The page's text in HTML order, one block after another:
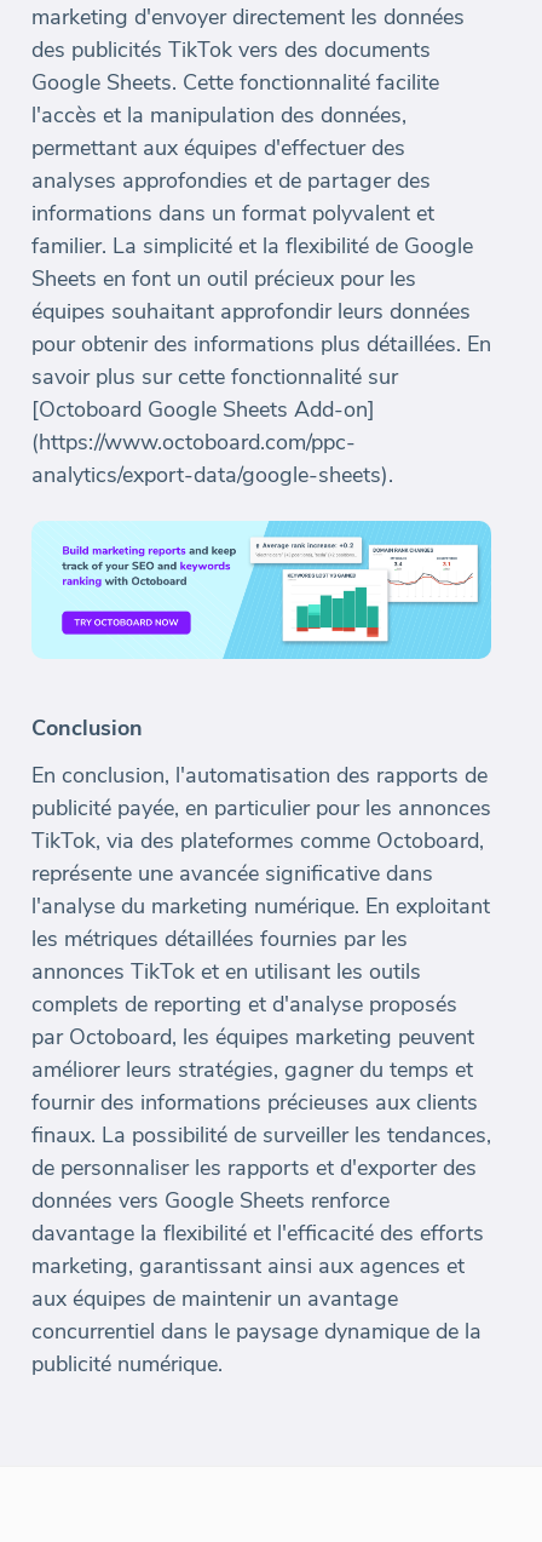
marketing d'envoyer directement les données
des publicités TikTok vers des documents
Google Sheets. Cette fonctionnalité facilite
l'accès et la manipulation des données,
permettant aux équipes d'effectuer des
analyses approfondies et de partager des
informations dans un format polyvalent et
familier. La simplicité et la flexibilité de Google
Sheets en font un outil précieux pour les
équipes souhaitant approfondir leurs données
pour obtenir des informations plus détaillées. En
savoir plus sur cette fonctionnalité sur
[Octoboard Google Sheets Add-on]
(https://www.octoboard.com/ppc-
analytics/export-data/google-sheets).
Conclusion
En conclusion, l'automatisation des rapports de
publicité payée, en particulier pour les annonces
TikTok, via des plateformes comme Octoboard,
représente une avancée significative dans
l'analyse du marketing numérique. En exploitant
les métriques détaillées fournies par les
annonces TikTok et en utilisant les outils
complets de reporting et d'analyse proposés
par Octoboard, les équipes marketing peuvent
améliorer leurs stratégies, gagner du temps et
fournir des informations précieuses aux clients
finaux. La possibilité de surveiller les tendances,
de personnaliser les rapports et d'exporter des
données vers Google Sheets renforce
davantage la flexibilité et l'efficacité des efforts
marketing, garantissant ainsi aux agences et
aux équipes de maintenir un avantage
concurrentiel dans le paysage dynamique de la
publicité numérique.